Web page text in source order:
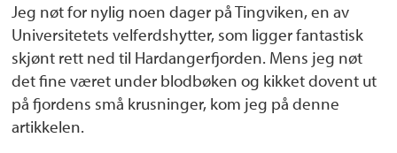
Jeg nøt for nylig noen dager på Tingviken, en av
Universitetets velferdshytter, som ligger fantastisk
skjønt rett ned til Hardangerfjorden. Mens jeg nøt
det fine været under blodbøken og kikket dovent ut
på fjordens små krusninger, kom jeg på denne
artikkelen.